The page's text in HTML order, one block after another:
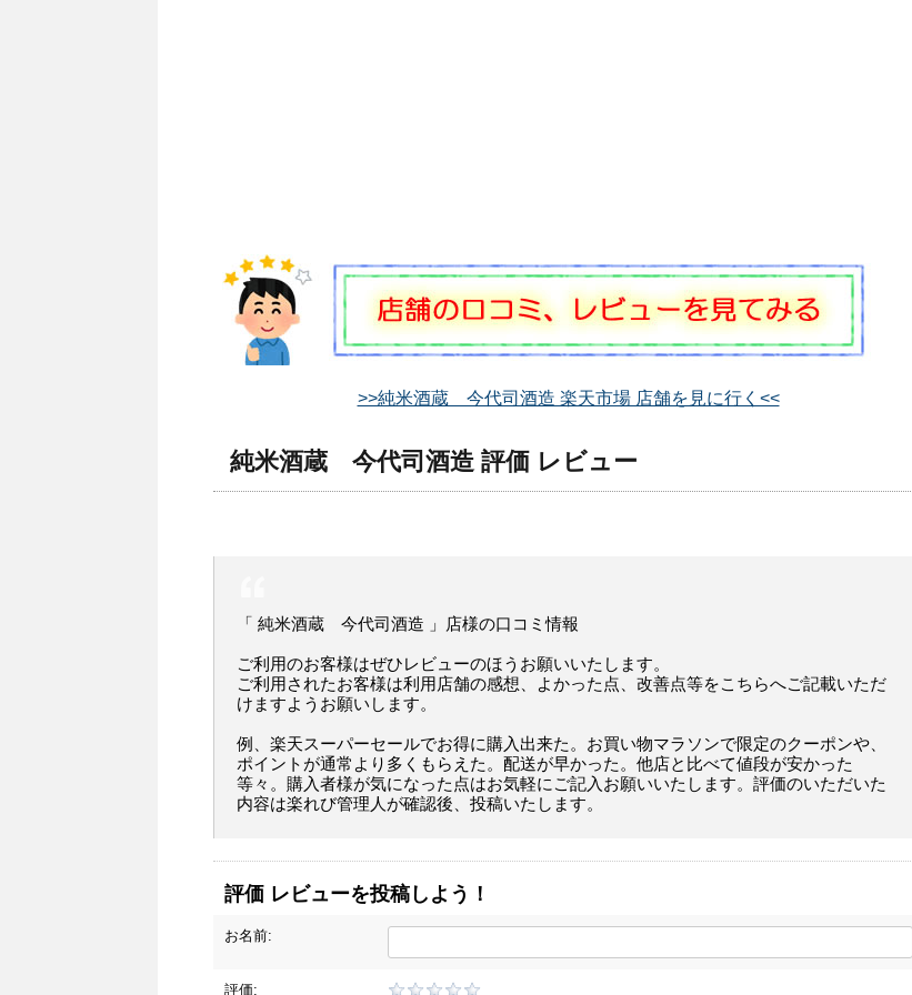
>>純米酒蔵 今代司酒造 楽天市場 店舗を見に行く<<
純米酒蔵 今代司酒造 評価 レビュー
「 純米酒蔵 今代司酒造 」店様の口コミ情報
ご利用のお客様はぜひレビューのほうお願いいたします。
ご利用されたお客様は利用店舗の感想、よかった点、改善点等をこちらへご記載いただ
けますようお願いします。
例、楽天スーパーセールでお得に購入出来た。お買い物マラソンで限定のクーポンや、
ポイントが通常より多くもらえた。配送が早かった。他店と比べて値段が安かった
等々。購入者様が気になった点はお気軽にご記入お願いいたします。評価のいただいた
内容は楽れび管理人が確認後、投稿いたします。
評価 レビューを投稿しよう！
お名前:
評価: